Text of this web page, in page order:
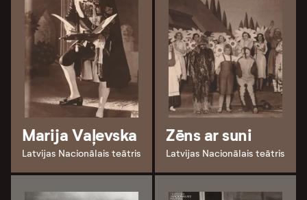
Marija Vaļevska
Latvijas Nacionālais teātris
Zēns ar suni
Latvijas Nacionālais teātris